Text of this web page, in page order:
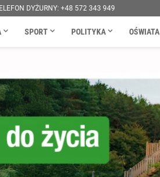
DYŻURNY: +48 572 343 949
SPORT POLITYKA OŚWIATA